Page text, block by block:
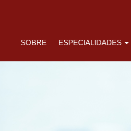
SOBRE ESPECIALIDADES